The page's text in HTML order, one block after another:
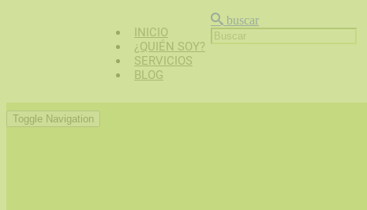
INICIO
¿QUIÉN SOY?
SERVICIOS
BLOG
buscar
Toggle Navigation